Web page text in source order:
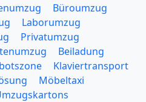
Büroumzug
Laborumzug
Privatumzug
Beiladung
Klaviertransport
Möbeltaxi